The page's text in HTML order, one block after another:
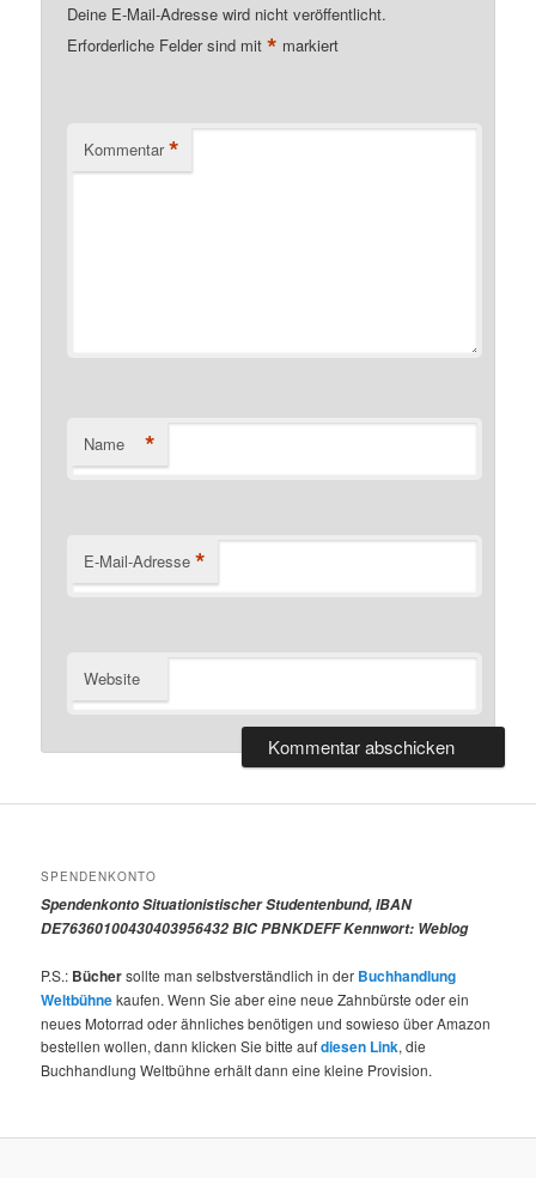
Deine E-Mail-Adresse wird nicht veröffentlicht.
Erforderliche Felder sind mit* markiert
Kommentar *
Name *
E-Mail-Adresse *
Website
SPENDENKONTO
Spendenkonto Situationistischer Studentenbund, IBAN
DE76360100430403956432 BIC PBNKDEFF Kennwort: Weblog
P.S.: Büchersollte man selbstverständlich in der Buchhandlung
Weltbühnekaufen. Wenn Sie aber eine neue Zahnbürste oder ein
neues Motorrad oder ähnliches benötigen und sowieso über Amazon
bestellen wollen, dann klicken Sie bitte aufdiesen Link, die
Buchhandlung Weltbühne erhält dann eine kleine Provision.